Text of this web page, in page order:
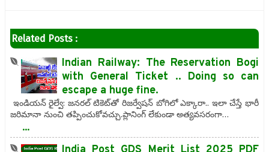
Related Posts :
Indian Railway: The Reservation Bogi
with General Ticket .. Doing so can
escape a huge fine.
ఇండియన్ రైల్వే: జనరల్ టికెట్‌తో రిజర్వేషన్ బోగిలో ఎక్కారా.. ఇలా చేస్తే భారీ
జరిమానా నుంచి తప్పించుకోవచ్చు.ప్లానింగ్ లేకుండా అత్యవసరంగా…
...